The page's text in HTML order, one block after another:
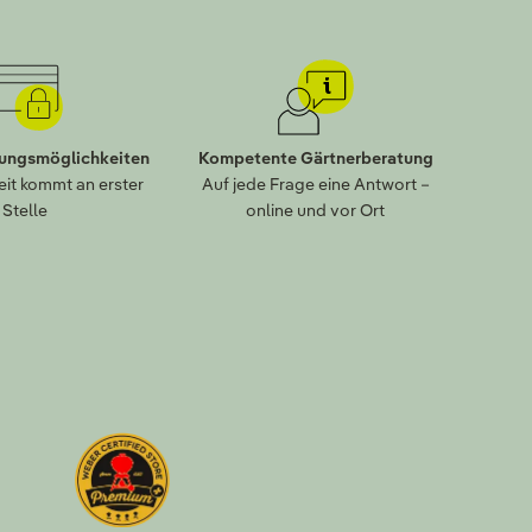
kommt an erster
Stelle
Kompetente Gärtnerberatung
Auf jede Frage eine Antwort –
online und vor Ort